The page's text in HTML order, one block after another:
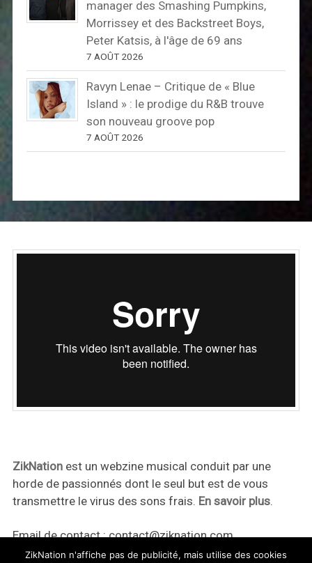
manager des Smashing Pumpkins,
Morrissey et des Backstreet Boys,
Peter Katsis, à l'âge de 69 ans
7 AOÛT 2026
Ravyn Lenae – Critique de « Blue
Island » : le prodige du R&B trouve
son nouveau groove pop
7 AOÛT 2026
ZikNationest un webzine musical conduit par une
horde de passionnés dont le seul but est de vous
transmettre le virus des sons frais. En savoir plus.
Email de contact :contact@ziknation.com
ZikNation n'affiche pas de publicité, mais utilise des cookies